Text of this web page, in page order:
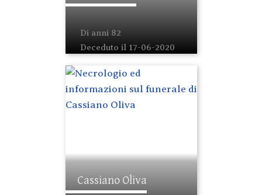
Di anni 82
Deceduto il 17-06-2020
Cassiano Oliva